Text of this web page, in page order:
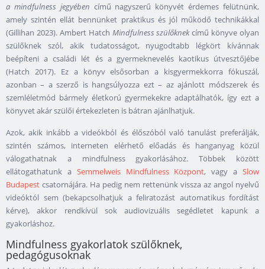
a mindfulness jegyében című nagyszerű könyvét érdemes felütnünk,
amely szintén ellát bennünket praktikus és jól működő technikákkal
(Gillihan 2023). Ambert Hatch Mindfulness szülőknekcímű könyve olyan
szülőknek szól, akik tudatosságot, nyugodtabb légkört kívánnak
beépíteni a családi lét és a gyermeknevelés kaotikus útvesztőjébe
(Hatch 2017). Ez a könyv elsősorban a kisgyermekkorra fókuszál,
azonban – a szerző is hangsúlyozza ezt – az ajánlott módszerek és
szemléletmód bármely életkorú gyermekekre adaptálhatók, így ezt a
könyvet akár szülői értekezleten is bátran ajánlhatjuk.
Azok, akik inkább a videókból és élőszóból való tanulást preferálják,
szintén számos, interneten elérhető előadás és hanganyag közül
válogathatnak a mindfulness gyakorlásához. Többek között
ellátogathatunk a Semmelweis Mindfulness Központ, vagy aSlow
Budapest csatornájára. Ha pedig nem rettenünk vissza az angol nyelvű
videóktól sem (bekapcsolhatjuk a feliratozást automatikus fordítást
kérve), akkor rendkívül sok audiovizuális segédletet kapunk a
gyakorláshoz.
Mindfulness gyakorlatok szülőknek,
pedagógusoknak